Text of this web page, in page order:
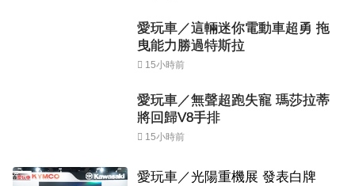
愛玩車／這輛迷你電動車超勇 拖
曳能力勝過特斯拉
15小時前
愛玩車／無聲超跑失寵 瑪莎拉蒂
將回歸V8手排
15小時前
愛玩車／光陽重機展 發表白牌